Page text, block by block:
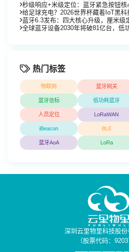
秒级响应+米级定位：蓝牙紧急按钮
给足球充电？2026世界杯藏着IoT黑科
蓝牙6.3发布：四大核心升级，厘米级
全球蓝牙设备2030年将破81亿台，低
热门标签
物联网 蓝牙网关
蓝牙信标 低功耗蓝牙
人员定位 LoRaWAN
iBeacon BLE
蓝牙AoA LoRa
深圳云里物里科技股份
（股票代码：